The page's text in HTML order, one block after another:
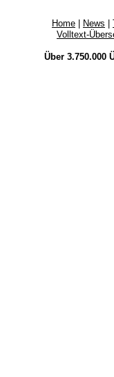
Home News
Volltext-
Über 3.750.000